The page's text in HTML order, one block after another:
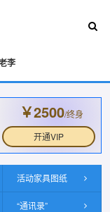
李
￥2500/终身
开通VIP
活动家具图纸
“通讯录”